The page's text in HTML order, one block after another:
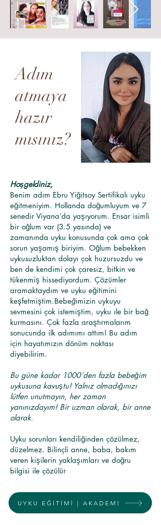
Adım
atmaya
hazır
mısınız?
Hoşgeldiniz,
Benim adım Ebru Yiğitsoy Sertifikalı uyku
eğitmeniyim. Hollanda doğumluyum ve 7
senedir Viyana’da yaşıyorum. Ensar isimli
bir oğlum var (3.5 yasında) ve
zamanında uyku konusunda çok ama çok
sorun yaşamış biriyim. Oğlum bebekken
uykusuzluktan dolayı çok huzursuzdu ve
ben de kendimi çok çaresiz, bitkin ve
tükenmiş hissediyordum. Çözümler
aramaktaydım ve uyku eğitimini
keşfetmiştim.Bebeğimizin uykuyu
sevmesini çok istemiştim, uyku ıle bir bağ
kurmasını. Çok fazla araştırmalarım
sonucunda ilk adımımı attım! Bu adım
için hayatımızın dönüm noktası
diyebilirim.
Bu güne kadar 1000´den fazla bebeğim
uykusuna kavuştu! Yalnız olmadığınızı
lütfen unutmayın, her zaman
yanınızdayım! Bir uzman olarak, bir anne
olarak.
Uyku sorunları kendiliğinden çözülmez,
düzelmez. Bilinçli anne, baba, bakım
veren kişilerin yaklaşımları ve doğru
bilgisi ile çözülür
UYKU EĞİTİMİ | AKADEMI